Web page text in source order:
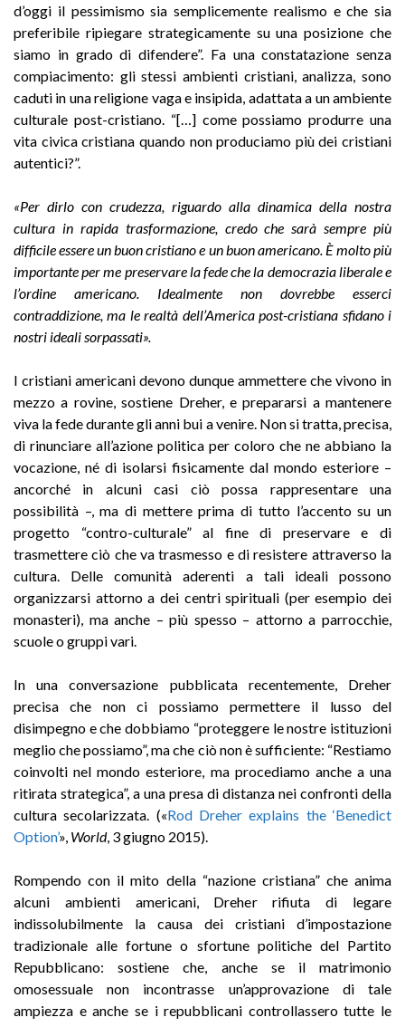
d’oggi il pessimismo sia semplicemente realismo e che sia
preferibile ripiegare strategicamente su una posizione che
siamo in grado di difendere”. Fa una constatazione senza
compiacimento: gli stessi ambienti cristiani, analizza, sono
caduti in una religione vaga e insipida, adattata a un ambiente
culturale post-cristiano. “[…] come possiamo produrre una
vita civica cristiana quando non produciamo più dei cristiani
autentici?”.
«Per dirlo con crudezza, riguardo alla dinamica della nostra
cultura in rapida trasformazione, credo che sarà sempre più
difficile essere un buon cristiano e un buon americano. È molto più
importante per me preservare la fede che la democrazia liberale e
l’ordine americano. Idealmente non dovrebbe esserci
contraddizione, ma le realtà dell’America post-cristiana sfidano i
nostri ideali sorpassati».
I cristiani americani devono dunque ammettere che vivono in
mezzo a rovine, sostiene Dreher, e prepararsi a mantenere
viva la fede durante gli anni bui a venire. Non si tratta, precisa,
di rinunciare all’azione politica per coloro che ne abbiano la
vocazione, né di isolarsi fisicamente dal mondo esteriore –
ancorché in alcuni casi ciò possa rappresentare una
possibilità –, ma di mettere prima di tutto l’accento su un
progetto “contro-culturale” al fine di preservare e di
trasmettere ciò che va trasmesso e di resistere attraverso la
cultura. Delle comunità aderenti a tali ideali possono
organizzarsi attorno a dei centri spirituali (per esempio dei
monasteri), ma anche – più spesso – attorno a parrocchie,
scuole o gruppi vari.
In una conversazione pubblicata recentemente, Dreher
precisa che non ci possiamo permettere il lusso del
disimpegno e che dobbiamo “proteggere le nostre istituzioni
meglio che possiamo”, ma che ciò non è sufficiente: “Restiamo
coinvolti nel mondo esteriore, ma procediamo anche a una
ritirata strategica”, a una presa di distanza nei confronti della
cultura secolarizzata. («Rod Dreher explains the ‘Benedict
Option’», World, 3 giugno 2015).
Rompendo con il mito della “nazione cristiana” che anima
alcuni ambienti americani, Dreher rifiuta di legare
indissolubilmente la causa dei cristiani d’impostazione
tradizionale alle fortune o sfortune politiche del Partito
Repubblicano: sostiene che, anche se il matrimonio
omosessuale non incontrasse un’approvazione di tale
ampiezza e anche se i repubblicani controllassero tutte le